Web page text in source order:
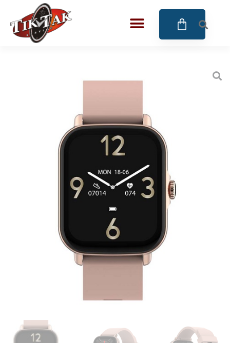
CANGO & RINALDI CHARM
CANGO&RINALDI KARÓRÁK
DIVAT KARÓRÁK (Curren, Oulm,Naviforce, D-